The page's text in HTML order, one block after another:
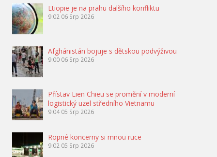
Etiopie je na prahu dalšího konfliktu
9:02 06 Srp 2026
Afghánistán bojuje s dětskou podvýživou
9:00 06 Srp 2026
Přístav Lien Chieu se promění v moderní
logistický uzel středního Vietnamu
9:04 05 Srp 2026
Ropné koncerny si mnou ruce
9:02 05 Srp 2026